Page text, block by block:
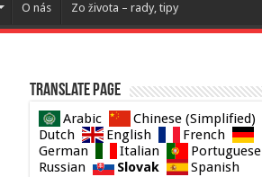
O nás Zo života – rady, tipy
Translate page
Arabic
Chinese (Simplified)
Dutch
English
French
German
Italian
Portuguese
Russian
Slovak Spanish